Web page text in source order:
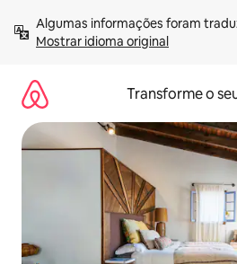
para
Mostrar idioma original
Transforme o